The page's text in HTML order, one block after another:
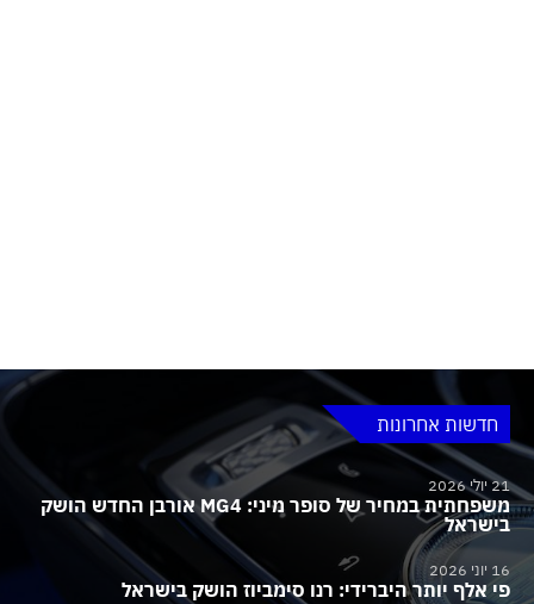
חדשות אחרונות
21 יולי 2026
משפחתית במחיר של סופר מיני: MG4 אורבן החדש הושק
בישראל
16 יוני 2026
פי אלף יותר היברידי: רנו סימביוז הושק בישראל